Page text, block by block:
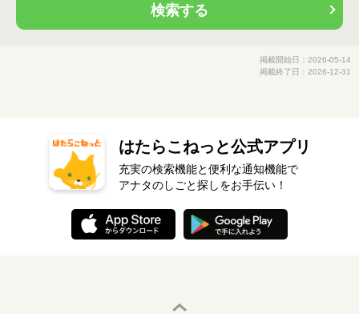
検索する
掲載開始日：2026-05-14
掲載終了日：2026-12-31
はたらこねっと公式アプリ
充実の検索機能と便利な通知機能で
アナタのしごと探しをお手伝い！